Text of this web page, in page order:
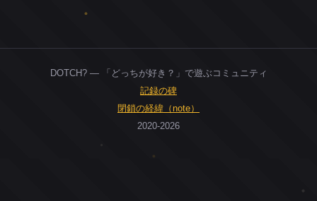
DOTCH? — 「どっちが好き？」で遊ぶコミュニティ
記録の碑
閉鎖の経緯（note）
2020-2026